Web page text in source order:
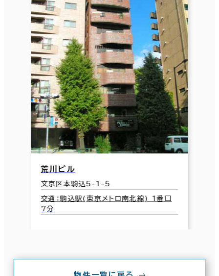
荒川ビル
文京区本駒込5-1-5
交通：駒込駅(東京メトロ南北線) 1番口
7分